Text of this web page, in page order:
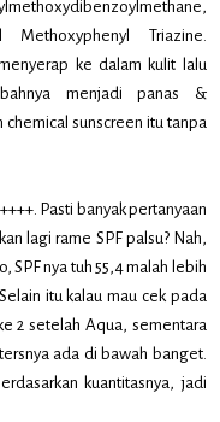
Methoxyphenyl Triazine.
ke dalam kulit lalu
menjadi panas &
chemical sunscreen itu tanpa
Pasti banyak pertanyaan
lagi rame SPF palsu? Nah,
SPF nya tuh 55,4 malah lebih
itu kalau mau cek pada
2 setelah Aqua, sementara
ada di bawah banget.
kuantitasnya, jadi